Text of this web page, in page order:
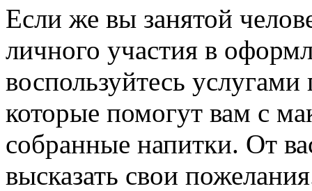
Если же вы занятой
личного участия в
воспользуйтесь
которые помогут вам с
собранные напитки. От
высказать свои